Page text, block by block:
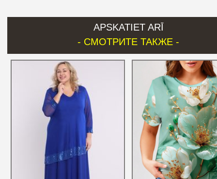
APSKATIET ARĪ
- СМОТРИТЕ ТАКЖЕ -